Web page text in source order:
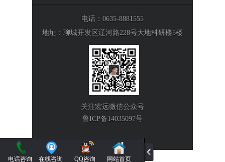
电话：0635-8881555
地址：聊城开发区辽河路228号大地科研楼5楼
关注宏远微信公众号
鲁ICP备14035097号
电话咨询 在线咨询 QQ咨询 网站首页